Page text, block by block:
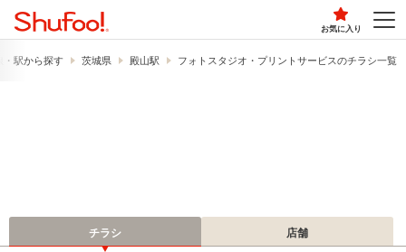
お気に入り
・駅から探す 茨城県 殿山駅 フォトスタジオ・プリントサービスのチラシ一覧
チラシ 店舗